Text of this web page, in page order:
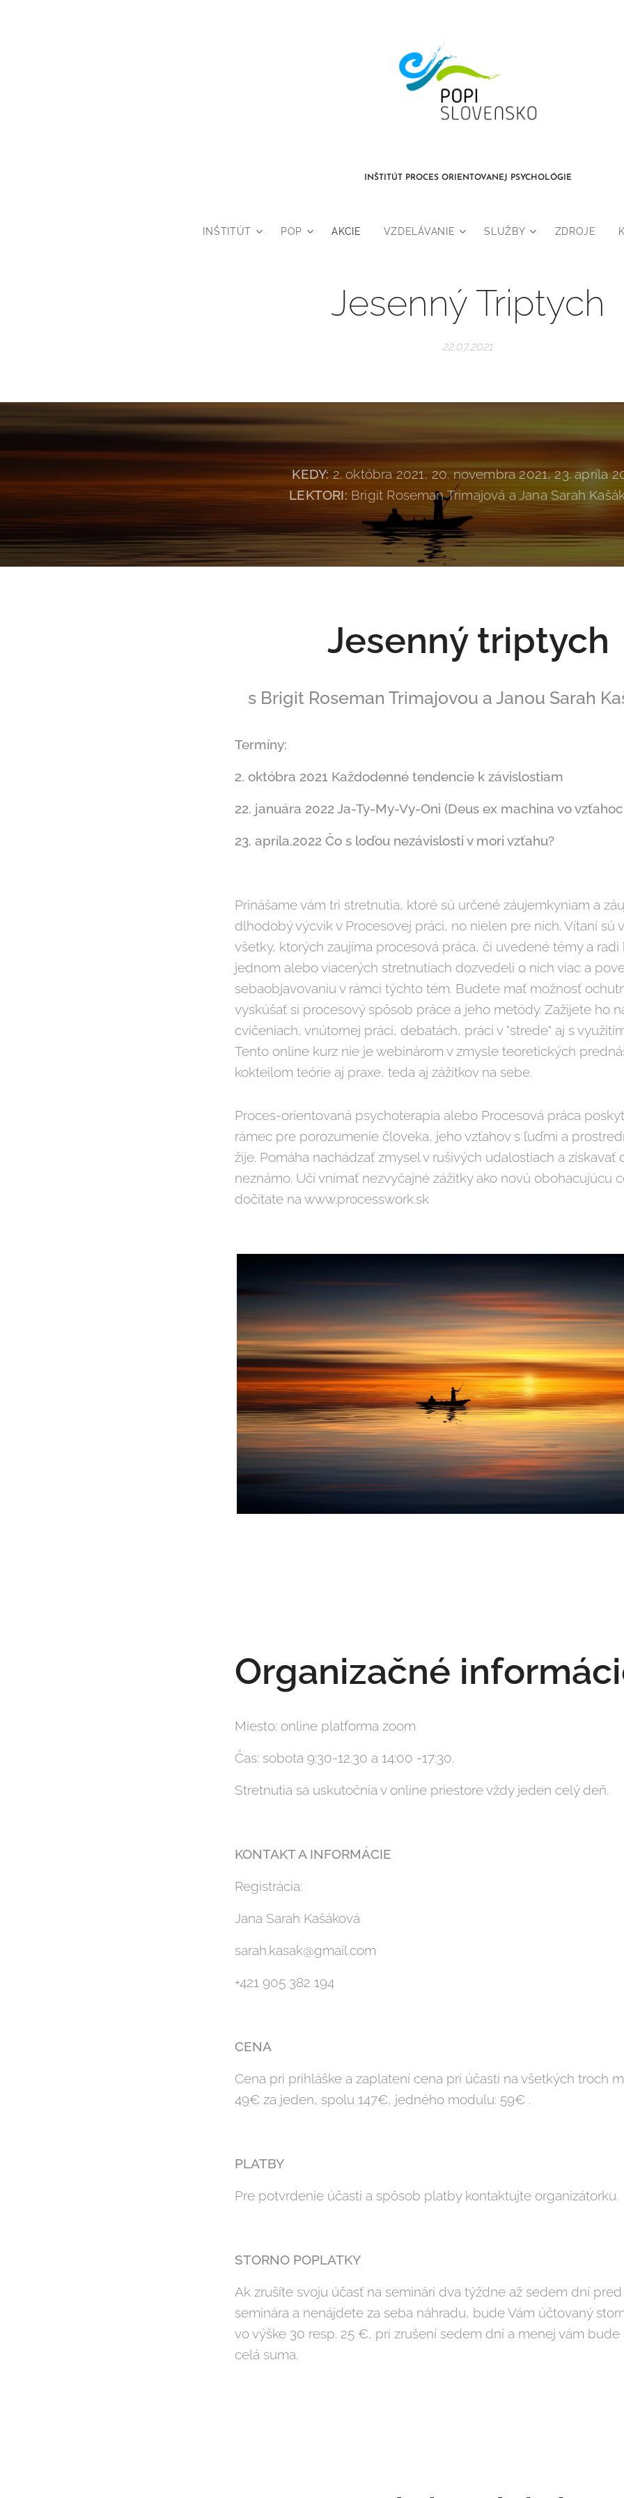
INŠTITÚT PROCES ORIENTOVANEJ PSYCHOLÓGIE
INŠTITÚT POP AKCIE VZDELÁVANIE SLUŽBY ZDROJE
Jesenný Triptych
22.07.2021
KEDY: 2. októbra 2021, 20. novembra 2021, 23. apríla
LEKTORI: Brigit Roseman Trimajová a Jana Sarah
Jesenný triptych
s Brigit Roseman Trimajovou a Janou Sarah
Termíny:
2. októbra 2021 Každodenné tendencie k závislostiam
22. januára 2022 Ja-Ty-My-Vy-Oni (Deus ex machina vo
23. apríla.2022 Čo s loďou nezávislosti v mori vzťahu?
Prinášame vám tri stretnutia, ktoré sú určené záujemkyniam a
dlhodobý výcvik v Procesovej práci, no nielen pre nich. Vítaní sú
všetky, ktorých zaujíma procesová práca, či uvedené témy a radi
jednom alebo viacerých stretnutiach dozvedeli o nich viac a
sebaobjavovaniu v rámci týchto tém. Budete mať možnosť
vyskúšať si procesový spôsob práce a jeho metódy. Zažijete ho
cvičeniach, vnútornej práci, debatách, práci v "strede" aj s
Tento online kurz nie je webinárom v zmysle teoretických
kokteilom teórie aj praxe, teda aj zážitkov na sebe.
Proces-orientovaná psychoterapia alebo Procesová práca
rámec pre porozumenie človeka, jeho vzťahov s ľuďmi a
žije. Pomáha nachádzať zmysel v rušivých udalostiach a získavať
neznámo. Učí vnímať nezvyčajné zážitky ako novú obohacujúcu
dočítate na www.processwork.sk
Organizačné
Miesto: online platforma zoom
Čas: sobota 9:30-12.30 a 14:00 -17:30.
Stretnutia sa uskutočnia v online priestore vždy jeden celý deň.
KONTAKT A INFORMÁCIE
Registrácia:
Jana Sarah Kašáková
sarah.kasak@gmail.com
+421 905 382 194
CENA
Cena pri prihláške a zaplatení cena pri účasti na všetkých troch
49€ za jeden, spolu 147€, jedného modulu: 59€ .
PLATBY
Pre potvrdenie účasti a spôsob platby kontaktujte organizátorku.
STORNO POPLATKY
Ak zrušíte svoju účasť na seminári dva týždne až sedem dní
seminára a nenájdete za seba náhradu, bude Vám účtovaný
vo výške 30 resp. 25 €, pri zrušení sedem dní a menej vám bude
celá suma.